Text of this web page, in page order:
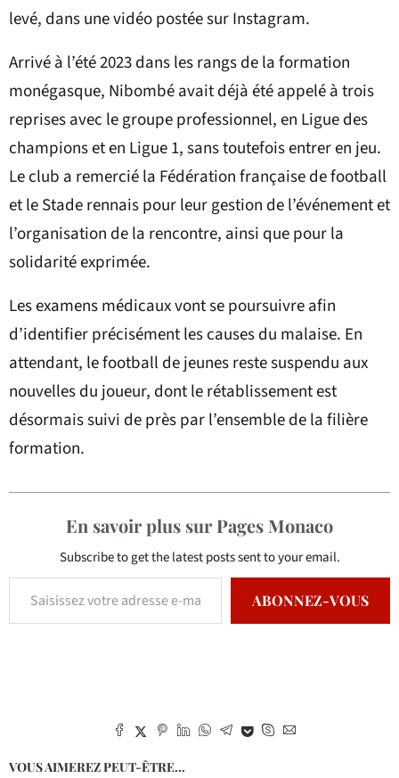
levé, dans une vidéo postée sur Instagram.
Arrivé à l’été 2023 dans les rangs de la formation
monégasque, Nibombé avait déjà été appelé à trois
reprises avec le groupe professionnel, en Ligue des
champions et en Ligue 1, sans toutefois entrer en jeu.
Le club a remercié la Fédération française de football
et le Stade rennais pour leur gestion de l’événement et
l’organisation de la rencontre, ainsi que pour la
solidarité exprimée.
Les examens médicaux vont se poursuivre afin
d’identifier précisément les causes du malaise. En
attendant, le football de jeunes reste suspendu aux
nouvelles du joueur, dont le rétablissement est
désormais suivi de près par l’ensemble de la filière
formation.
En savoir plus sur Pages Monaco
Subscribe to get the latest posts sent to your email.
ABONNEZ-VOUS
VOUS AIMEREZ PEUT-ÊTRE...